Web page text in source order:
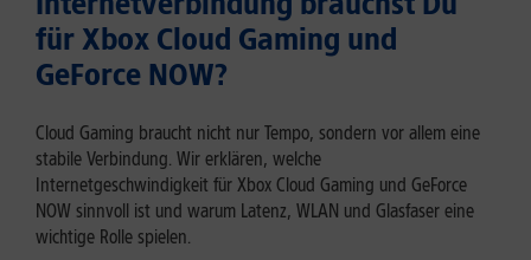
für Xbox Cloud Gaming und
GeForce NOW?
Cloud Gaming braucht nicht nur Tempo, sondern vor allem eine
stabile Verbindung. Wir erklären, welche
Internetgeschwindigkeit für Xbox Cloud Gaming und GeForce
NOW sinnvoll ist und warum Latenz, WLAN und Glasfaser eine
wichtige Rolle spielen.